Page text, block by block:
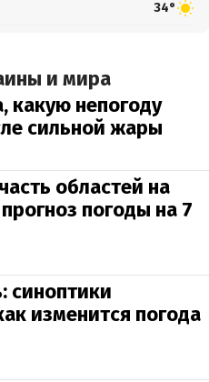
34°
и мира
какую непогоду
сильной жары
областей на
погоды на 7
синоптики
изменится погода